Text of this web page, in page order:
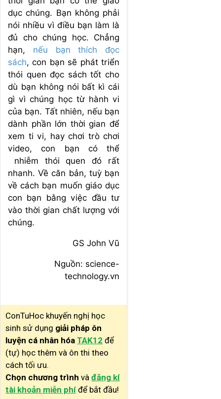
dục chúng. Bạn không phải
nói nhiều vì điều bạn làm là
đủ cho chúng học. Chẳng
hạn, nếu bạn thích đọc
sách, con bạn sẽ phát triển
thói quen đọc sách tốt cho
dù bạn không nói bất kì cái
gì vì chúng học từ hành vi
của bạn. Tất nhiên, nếu bạn
dành phần lớn thời gian để
xem ti vi, hay chơi trò chơi
video, con bạn có thể
nhiễm thói quen đó rất
nhanh. Về căn bản, tuỳ bạn
về cách bạn muốn giáo dục
con bạn bằng việc đầu tư
vào thời gian chất lượng với
chúng.
GS John Vũ
Nguồn: science-
technology.vn
ConTuHoc khuyến nghị học
sinh sử dụng giải pháp ôn
luyện cá nhân hóa TAK12 để
(tự) học thêm và ôn thi theo
cách tối ưu.
Chọn chương trình và đăng kí
tài khoản miễn phí để bắt đầu!